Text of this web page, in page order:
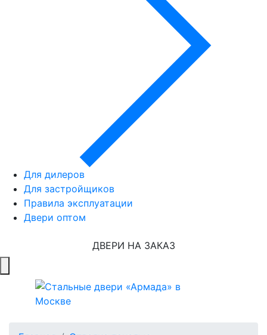
Для дилеров
Для застройщиков
Правила эксплуатации
Двери оптом
ДВЕРИ НА ЗАКАЗ